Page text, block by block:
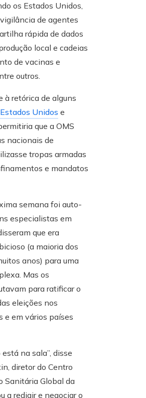
os Estados Unidos,
de agentes
rápida de dados
local e cadeias
de vacinas e
outros.
à retórica de alguns
Unidos e
que a OMS
nacionais de
tropas armadas
e mandatos
semana foi auto-
especialistas em
que era
(a maioria dos
anos) para uma
Mas os
para ratificar o
eleições nos
e em vários países
na sala”, disse
diretor do Centro
Sanitária Global da
a redigir e negociar o